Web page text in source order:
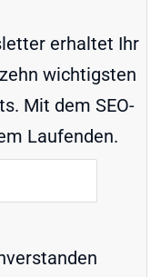
erhaltet Ihr
wichtigsten
Mit dem SEO-
Laufenden.